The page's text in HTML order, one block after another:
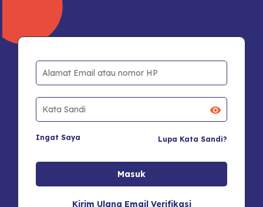
Ingat Saya Lupa Kata Sandi?
Kirim Ulang Email Verifikasi